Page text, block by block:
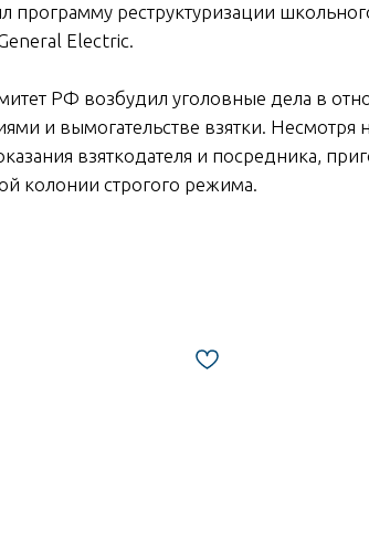
программу реструктуризации
Electric.
РФ возбудил уголовные дела в
и вымогательстве взятки. Несмотря
взяткодателя и посредника,
колонии строгого режима.